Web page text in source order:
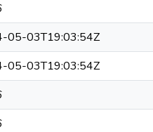
05-03T19:03:54Z
05-03T19:03:54Z